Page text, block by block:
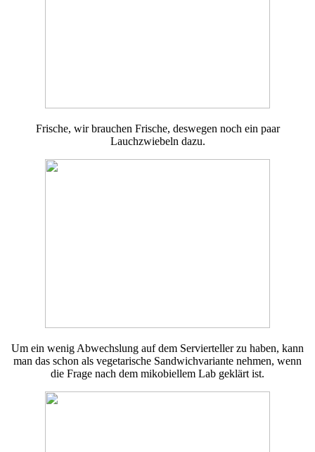
Frische, wir brauchen Frische, deswegen noch ein paar
Lauchzwiebeln dazu.
Um ein wenig Abwechslung auf dem Servierteller zu haben, kann
man das schon als vegetarische Sandwichvariante nehmen, wenn
die Frage nach dem mikobiellem Lab geklärt ist.